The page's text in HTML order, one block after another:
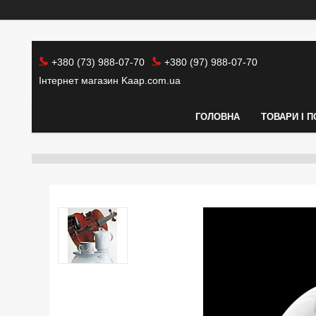
+380 (73) 988-07-70
+380 (97) 988-07-70
Інтернет магазин Kaap.com.ua
ГОЛОВНА ТОВАРИ І